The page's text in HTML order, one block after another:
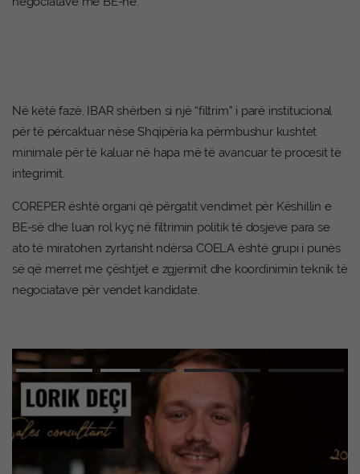
Në këtë fazë, IBAR shërben si një “filtrim” i parë institucional
për të përcaktuar nëse Shqipëria ka përmbushur kushtet
minimale për të kaluar në hapa më të avancuar të procesit të
integrimit.
COREPER është organi që përgatit vendimet për Këshillin e
BE-së dhe luan rol kyç në filtrimin politik të dosjeve para se
ato të miratohen zyrtarisht ndërsa COELA është grupi i punës
së që merret me çështjet e zgjerimit dhe koordinimin teknik të
negociatave për vendet kandidate.